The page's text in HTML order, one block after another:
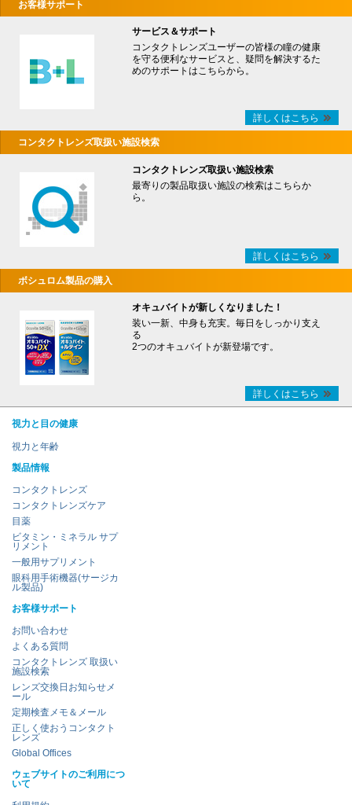
お客様サポート
サービス＆サポート
コンタクトレンズユーザーの皆様の瞳の健康
を守る便利なサービスと、疑問を解決するた
めのサポートはこちらから。
詳しくはこちら
コンタクトレンズ取扱い施設検索
コンタクトレンズ取扱い施設検索
最寄りの製品取扱い施設の検索はこちらか
ら。
詳しくはこちら
ボシュロム製品の購入
オキュバイトが新しくなりました！
装い一新、中身も充実。毎日をしっかり支え
る
2つのオキュバイトが新登場です。
詳しくはこちら
視力と目の健康
視力と年齢
製品情報
コンタクトレンズ
コンタクトレンズケア
目薬
ビタミン・ミネラル サプ
リメント
一般用サプリメント
眼科用手術機器(サージカ
ル製品)
お客様サポート
お問い合わせ
よくある質問
コンタクトレンズ 取扱い
施設検索
レンズ交換日お知らせメ
ール
定期検査メモ＆メール
正しく使おうコンタクト
レンズ
Global Offices
ウェブサイトのご利用につ
いて